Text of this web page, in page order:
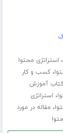
، استراتژی محتوا
،کسب و کار
کتاب آموزش
، استراتژی
، مقاله در مورد